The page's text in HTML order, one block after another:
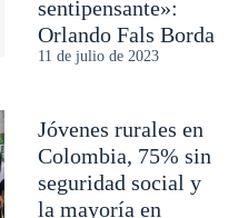
sentipensante»:
Orlando Fals Borda
11 de julio de 2023
Jóvenes rurales en
Colombia, 75% sin
seguridad social y
la mayoría en